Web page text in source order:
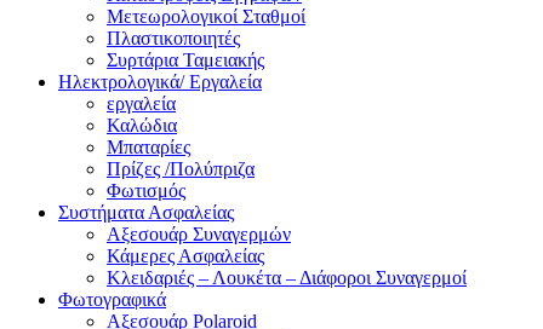
Μετεωρολογικοί Σταθμοί
Πλαστικοποιητές
Συρτάρια Ταμειακής
Ηλεκτρολογικά/ Εργαλεία
εργαλεία
Καλώδια
Μπαταρίες
Πρίζες /Πολύπριζα
Φωτισμός
Συστήματα Ασφαλείας
Αξεσουάρ Συναγερμών
Κάμερες Ασφαλείας
Κλειδαριές – Λουκέτα – Διάφοροι Συναγερμοί
Φωτογραφικά
Αξεσουάρ Polaroid